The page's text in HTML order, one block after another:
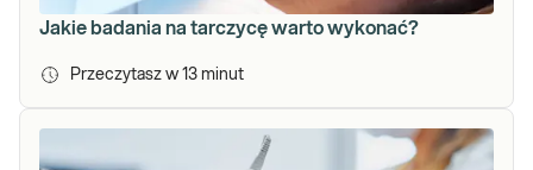
Jakie badania na tarczycę warto wykonać?
Przeczytasz w 13 minut